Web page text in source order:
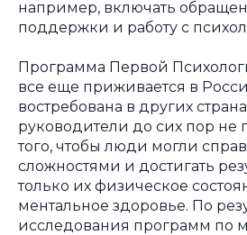
например, включать
поддержки и работу с
Программа Первой
все еще приживается в
востребована в других
руководители до сих пор не
того, чтобы люди могли
сложностями и достигать
только их физическое
ментальное здоровье. По
исследования программ по